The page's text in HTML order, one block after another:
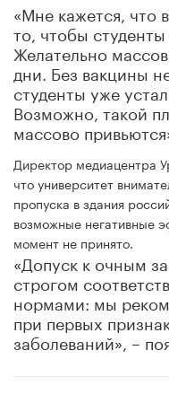
«Мне кажется, что
то, чтобы
Желательно
дни. Без вакцины
студенты уже
Возможно, такой
массово
Директор медиацентра
что университет
пропуска в здания
возможные негативные
момент не принято.
«Допуск к очным
строгом
нормами: мы
при первых
заболеваний», –